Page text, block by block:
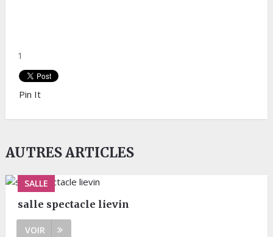
1
Pin It
AUTRES ARTICLES
SALLE
salle spectacle lievin
VOIR